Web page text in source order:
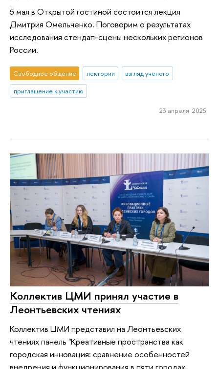
5 мая в Открытой гостиной состоится лекция
Дмитрия Омельченко. Поговорим о результатах
исследования стендап-сцены нескольких регионов
России.
Свободное общение лектории
взгляд ученого
приглашение к участию
23 апреля 2025
Коллектив ЦМИ принял участие в
Леонтьевских чтениях
Коллектив ЦМИ представил на Леонтьевских
чтениях панель "Креативные пространства как
городская инновация: сравнение особенностей